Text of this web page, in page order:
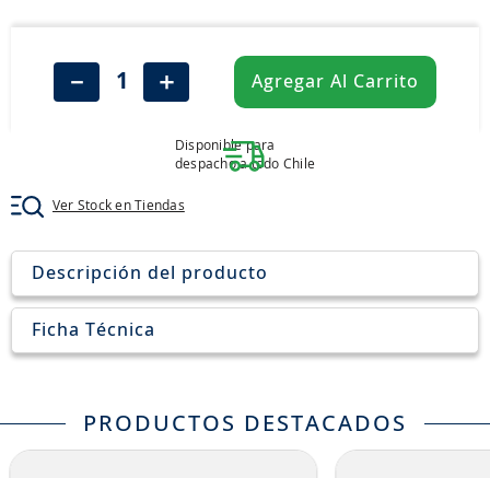
＋
－ Agregar Al Carrito
Disponible para
despacho a todo Chile
Ver Stock en Tiendas
Descripción del producto
Ficha Técnica
PRODUCTOS DESTACADOS
john deere